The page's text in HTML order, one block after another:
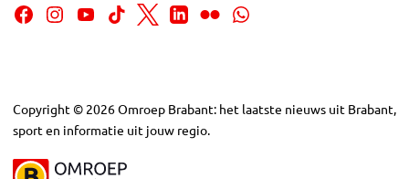
Copyright © 2026Omroep Brabant: het laatste nieuws uit Brabant,
sport en informatie uit jouw regio.